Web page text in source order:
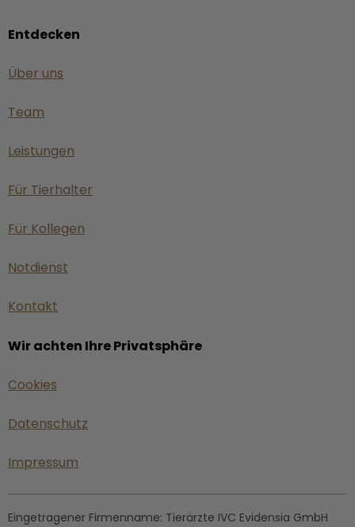
Entdecken
Über uns
Team
Leistungen
Für Tierhalter
Für Kollegen
Notdienst
Kontakt
Wir achten Ihre Privatsphäre
Cookies
Datenschutz
Impressum
Eingetragener Firmenname: Tierärzte IVC Evidensia GmbH